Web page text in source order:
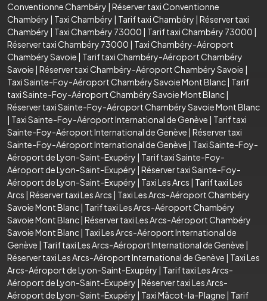
Conventionne Chambéry | Réserver taxi Conventionne
Chambéry | Taxi Chambéry | Tarif taxi Chambéry | Réserver taxi
Chambéry | Taxi Chambéry 73000 | Tarif taxi Chambéry 73000 |
Réserver taxi Chambéry 73000 | Taxi Chambéry-Aéroport
Chambéry Savoie | Tarif taxi Chambéry-Aéroport Chambéry
Savoie | Réserver taxi Chambéry-Aéroport Chambéry Savoie |
Taxi Sainte-Foy-Aéroport Chambéry Savoie Mont Blanc| Tarif
taxi Sainte-Foy-Aéroport Chambéry Savoie Mont Blanc|
Réserver taxi Sainte-Foy-Aéroport Chambéry Savoie Mont Blanc
| Taxi Sainte-Foy-Aéroport International de Genève | Tarif taxi
Sainte-Foy-Aéroport International de Genève | Réserver taxi
Sainte-Foy-Aéroport International de Genève | Taxi Sainte-Foy-
Aéroport de Lyon-Saint-Exupéry | Tarif taxi Sainte-Foy-
Aéroport de Lyon-Saint-Exupéry | Réserver taxi Sainte-Foy-
Aéroport de Lyon-Saint-Exupéry | Taxi Les Arcs | Tarif taxi Les
Arcs | Réserver taxi Les Arcs | Taxi Les Arcs-Aéroport Chambéry
Savoie Mont Blanc| Tarif taxi Les Arcs-Aéroport Chambéry
Savoie Mont Blanc| Réserver taxi Les Arcs-Aéroport Chambéry
Savoie Mont Blanc| Taxi Les Arcs-Aéroport International de
Genève | Tarif taxi Les Arcs-Aéroport International de Genève |
Réserver taxi Les Arcs-Aéroport International de Genève | Taxi Les
Arcs-Aéroport de Lyon-Saint-Exupéry | Tarif taxi Les Arcs-
Aéroport de Lyon-Saint-Exupéry | Réserver taxi Les Arcs-
Aéroport de Lyon-Saint-Exupéry | Taxi Mâcot-la-Plagne | Tarif